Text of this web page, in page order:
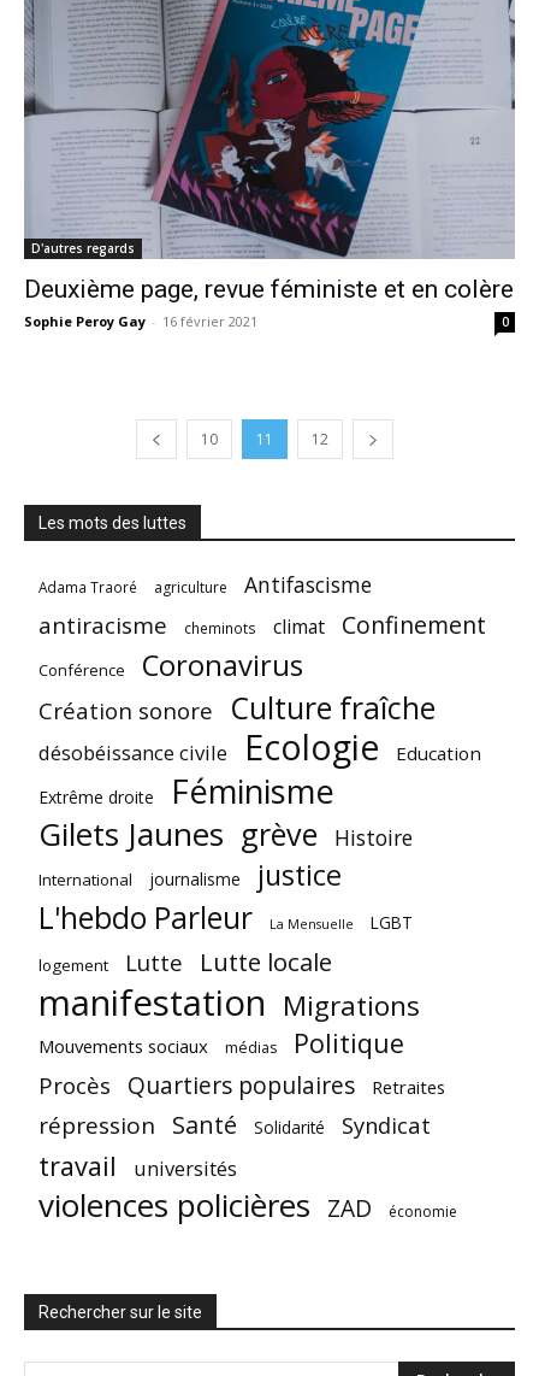
D'autres regards
Deuxième page, revue féministe et en colère
Sophie Peroy Gay - 16 février 2021 0
10 11 12
Les mots des luttes
Adama Traoré agriculture Antifascisme
antiracisme cheminots climat Confinement
Conférence Coronavirus
Création sonore Culture fraîche
désobéissance civile Ecologie Education
Extrême droite Féminisme
Gilets Jaunes grève Histoire
International journalisme justice
L'hebdo Parleur La Mensuelle
LGBT
logement
Lutte Lutte locale
manifestation Migrations
Mouvements sociaux médias Politique
Procès Quartiers populaires Retraites
répression Santé Solidarité Syndicat
travail universités
violences policières ZAD économie
Rechercher sur le site